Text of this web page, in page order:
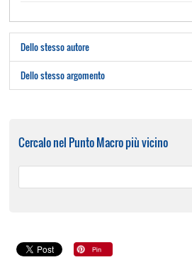
Dello stesso autore
Dello stesso argomento
Cercalo nel Punto Macro più vicino